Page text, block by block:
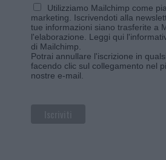
Utilizziamo Mailchimp come
marketing. Iscrivendoti alla
tue informazioni siano trasferite a
l'elaborazione. Leggi qui
di Mailchimp
Potrai annullare l'iscrizione in
facendo clic sul collegamento nel
nostre e-mail.